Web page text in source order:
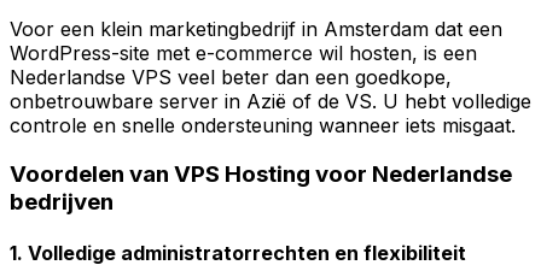
Voor een klein marketingbedrijf in Amsterdam dat een
WordPress-site met e-commerce wil hosten, is een
Nederlandse VPS veel beter dan een goedkope,
onbetrouwbare server in Azië of de VS. U hebt volledige
controle en snelle ondersteuning wanneer iets misgaat.
Voordelen van VPS Hosting voor Nederlandse
bedrijven
1. Volledige administratorrechten en flexibiliteit